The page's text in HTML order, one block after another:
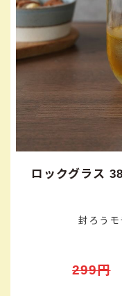
ロックグラス
封ろうモ
299円